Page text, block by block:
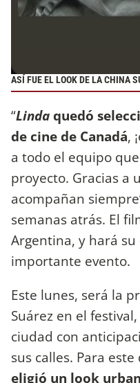
ASÍ FUE EL LOOK DE LA CHINA
“Lindaquedó
de cine de Canadá,
a todo el equipo
proyecto. Gracias a
acompañan
semanas atrás. El
Argentina, y hará
importante evento.
Este lunes, será la
Suárez en el
ciudad con
sus calles. Para
eligió un look